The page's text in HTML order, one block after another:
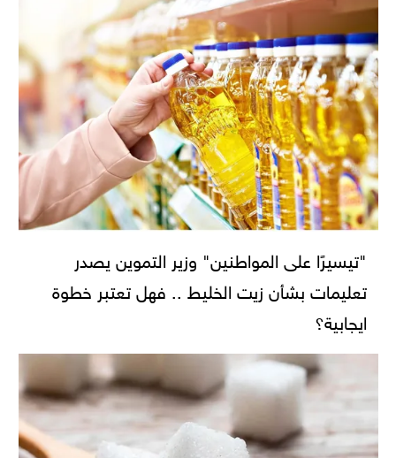
"تيسيرًا على المواطنين" وزير التموين يصدر
تعليمات بشأن زيت الخليط .. فهل تعتبر خطوة
ايجابية؟